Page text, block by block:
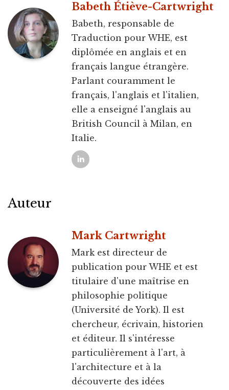
Babeth Étiève-Cartwright
Babeth, responsable de
Traduction pour WHE, est
diplômée en anglais et en
français langue étrangère.
Parlant couramment le
français, l'anglais et l'italien,
elle a enseigné l'anglais au
British Council à Milan, en
Italie.
Auteur
Mark Cartwright
Mark est directeur de
publication pour WHE et est
titulaire d'une maîtrise en
philosophie politique
(Université de York). Il est
chercheur, écrivain, historien
et éditeur. Il s'intéresse
particulièrement à l'art, à
l'architecture et à la
découverte des idées